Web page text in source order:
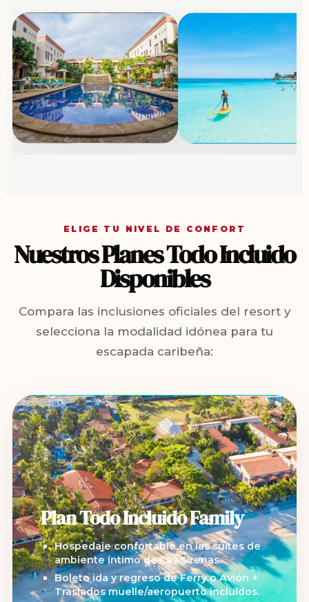
ELIGE TU NIVEL DE CONFORT
Nuestros Planes Todo Incluido
Disponibles
Compara las inclusiones oficiales del resort y
selecciona la modalidad idónea para tu
escapada caribeña:
Plan Todo Incluido Family
Hospedaje confortable en las suites de
ambiente íntimo de Las Sirenas.
Boleto ida y regreso de Ferry o Avión +
Traslados muelle/aeropuerto incluidos.